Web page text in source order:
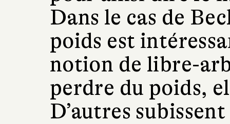
Dans le cas de
poids est
notion de libre-
perdre du poids,
D’autres